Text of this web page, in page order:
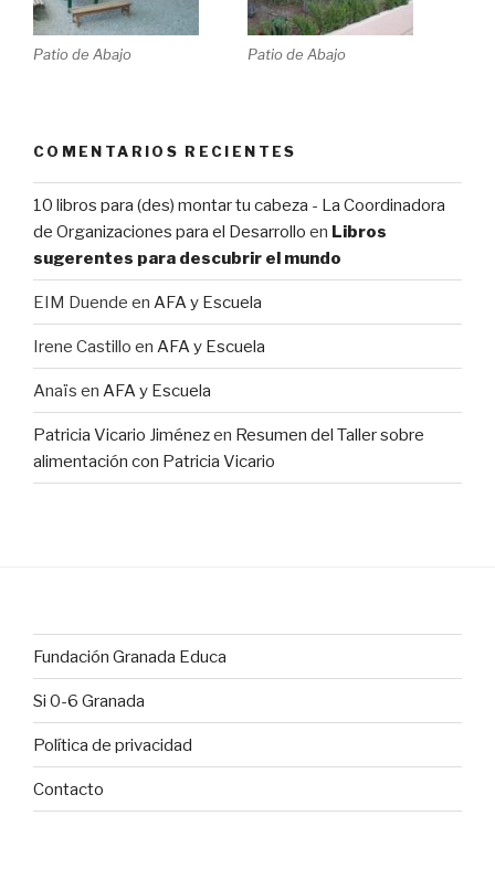
Patio de Abajo Patio de Abajo
COMENTARIOS RECIENTES
10 libros para (des) montar tu cabeza - La Coordinadora
de Organizaciones para el Desarrollo en Libros
sugerentes para descubrir el mundo
EIM Duende en AFA y Escuela
Irene Castillo en AFA y Escuela
Anaïs en AFA y Escuela
Patricia Vicario Jiménezen Resumen del Taller sobre
alimentación con Patricia Vicario
Fundación Granada Educa
Si 0-6 Granada
Política de privacidad
Contacto